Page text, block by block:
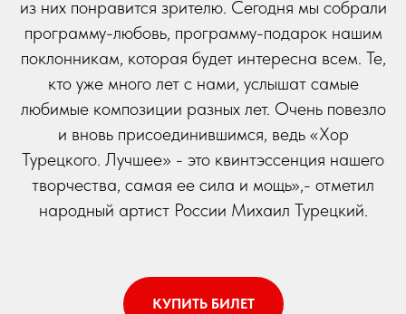
из них понравится зрителю. Сегодня мы собрали
программу-любовь, программу-подарок нашим
поклонникам, которая будет интересна всем. Те,
кто уже много лет с нами, услышат самые
любимые композиции разных лет. Очень повезло
и вновь присоединившимся, ведь «Хор
Турецкого. Лучшее» - это квинтэссенция нашего
творчества, самая ее сила и мощь»,- отметил
народный артист России Михаил Турецкий.
КУПИТЬ БИЛЕТ